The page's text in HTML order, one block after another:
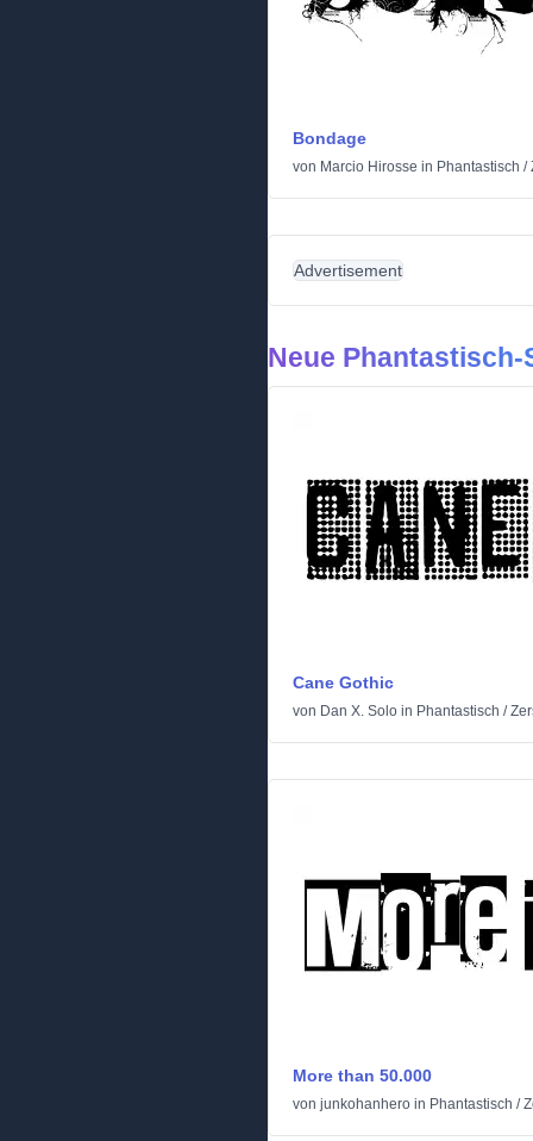
Bondage
von Marcio Hirosse in Phantastisch /
Advertisement
Neue
Cane Gothic
von Dan X. Solo in Phantastisch /
More than 50.000
von junkohanhero in Phantastisch /